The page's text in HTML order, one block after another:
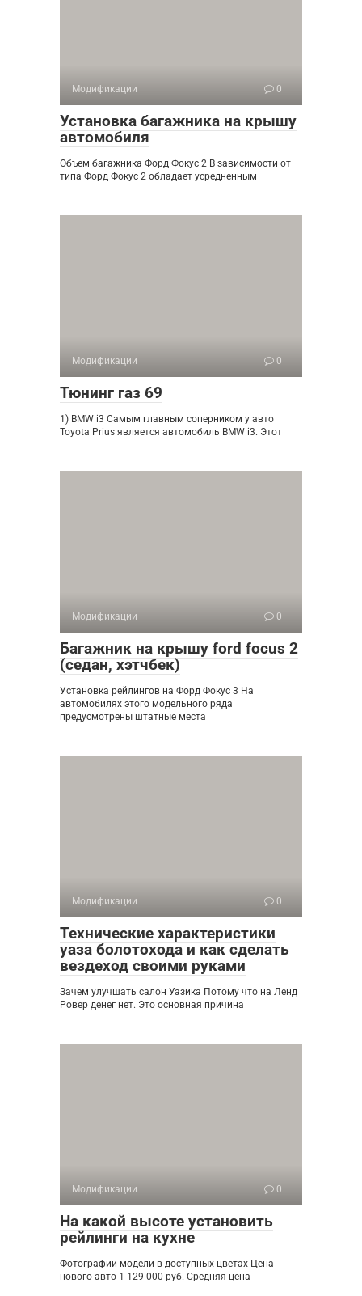
Модификации 0
Установка багажника на крышу
автомобиля
Объем багажника Форд Фокус 2 В зависимости от
типа Форд Фокус 2 обладает усредненным
Модификации 0
Тюнинг газ 69
1) BMW i3 Самым главным соперником у авто
Toyota Prius является автомобиль BMW i3. Этот
Модификации 0
Багажник на крышу ford focus 2
(седан, хэтчбек)
Установка рейлингов на Форд Фокус 3 На
автомобилях этого модельного ряда
предусмотрены штатные места
Модификации 0
Технические характеристики
уаза болотохода и как сделать
вездеход своими руками
Зачем улучшать салон Уазика Потому что на Ленд
Ровер денег нет. Это основная причина
Модификации 0
На какой высоте установить
рейлинги на кухне
Фотографии модели в доступных цветах Цена
нового авто 1 129 000 руб. Средняя цена